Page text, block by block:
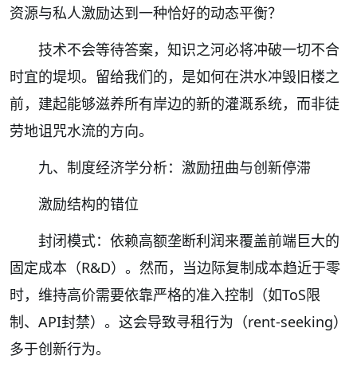
资源与私人激励达到一种恰好的动态平衡？
技术不会等待答案，知识之河必将冲破一切不合
时宜的堤坝。留给我们的，是如何在洪水冲毁旧楼之
前，建起能够滋养所有岸边的新的灌溉系统，而非徒
劳地诅咒水流的方向。
九、制度经济学分析：激励扭曲与创新停滞
激励结构的错位
封闭模式：依赖高额垄断利润来覆盖前端巨大的
固定成本（R&D）。然而，当边际复制成本趋近于零
时，维持高价需要依靠严格的准入控制（如ToS限
制、API封禁）。这会导致寻租行为（rent-seeking）
多于创新行为。